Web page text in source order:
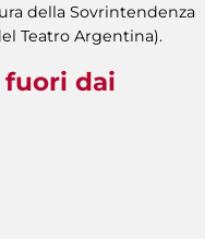
della Sovrintendenza
Teatro Argentina).
dai